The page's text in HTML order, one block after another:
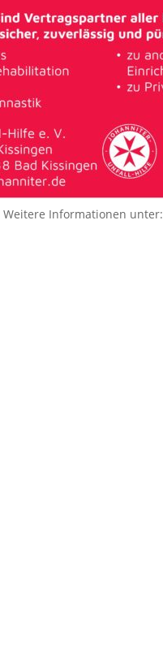
Weitere Informationen unter: